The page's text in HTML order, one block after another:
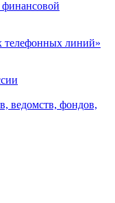
телефонных линий»
ведомств, фондов,